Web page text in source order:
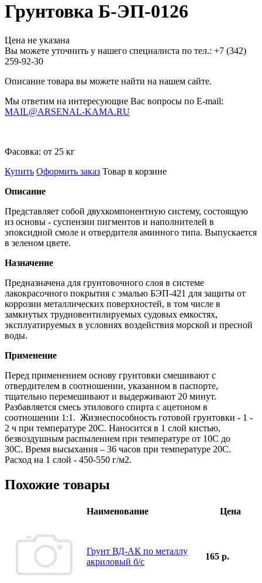
Грунтовка Б-ЭП-0126
Цена не указана
Вы можете уточнить у нашего специалиста по тел.: +7 (342)
259-92-30
Описание товара вы можете найти на нашем сайте.
Мы ответим на интересующие Вас вопросы по E-mail:
MAIL@ARSENAL-KAMA.RU
Фасовка: от 25 кг
Купить Оформить заказ Товар в корзине
Описание
Представляет собой двухкомпонентную систему, состоящую
из основы - суспензии пигментов и наполнителей в
эпоксидной смоле и отвердителя аминного типа. Выпускается
в зеленом цвете.
Назначение
Предназначена для грунтовочного слоя в системе
лакокрасочного покрытия с эмалью БЭП-421 для защиты от
коррозии металлических поверхностей, в том числе в
замкнутых трудновентилируемых судовых емкостях,
эксплуатируемых в условиях воздействия морской и пресной
воды.
Применение
Перед применением основу грунтовки смешивают с
отвердителем в соотношении, указанном в паспорте,
тщательно перемешивают и выдерживают 20 минут.
Разбавляется смесь этилового спирта с ацетоном в
соотношении 1:1. Жизнеспособность готовой грунтовки - 1 -
2 ч при температуре 20С. Наносится в 1 слой кистью,
безвоздушным распылением при температуре от 10С до
30С. Время высыхания – 36 часов при температуре 20С.
Расход на 1 слой - 450-550 г/м2.
Похожие товары
Наименование Цена
Грунт ВД-АК по металлу
акриловый б/с
165 р.